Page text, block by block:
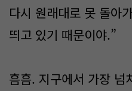
다시 원래대로 못 돌아
띄고 있기 때문이야.”
흠흠. 지구에서 가장 넘